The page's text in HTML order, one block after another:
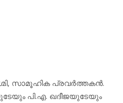
സാമൂഹിക പ്രവര്‍ത്തകന്‍.
പി.എ. ഖദീജയുടേയും